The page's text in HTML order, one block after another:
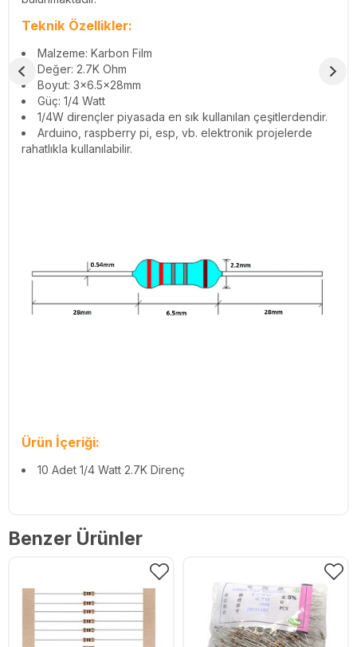
Teknik Özellikler:
Malzeme: Karbon Film
Değer: 2.7K Ohm
Boyut: 3x6.5x28mm
Güç: 1/4 Watt
1/4W dirençler piyasada en sık kullanılan çeşitlerdendir.
Arduino, raspberry pi, esp, vb. elektronik projelerde
rahatlıkla kullanılabilir.
Ürün İçeriği:
10 Adet 1/4 Watt 2.7K Direnç
Benzer Ürünler